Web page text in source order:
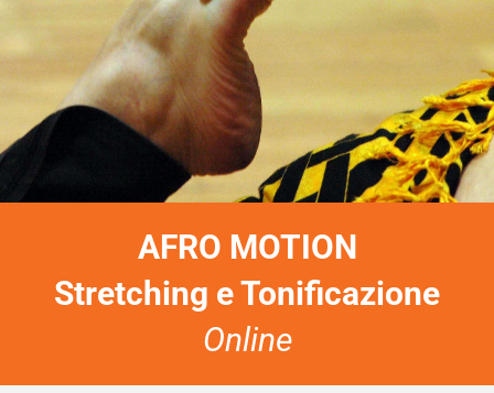
AFRO MOTION
Stretching e Tonificazione
Online